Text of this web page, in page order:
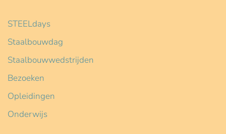
STEELdays
Staalbouwdag
Staalbouwwedstrijden
Bezoeken
Opleidingen
Onderwijs